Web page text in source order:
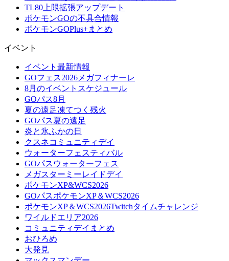
TL80上限拡張アップデート
ポケモンGOの不具合情報
ポケモンGOPlus+まとめ
イベント
イベント最新情報
GOフェス2026メガフィナーレ
8月のイベントスケジュール
GOパス8月
夏の遠足凍てつく残火
GOパス夏の遠足
炎と氷ふかの日
クスネコミュニティデイ
ウォーターフェスティバル
GOパスウォーターフェス
メガスターミーレイドデイ
ポケモンXP&WCS2026
GOパスポケモンXP＆WCS2026
ポケモンXP＆WCS2026Twitchタイムチャレンジ
ワイルドエリア2026
コミュニティデイまとめ
おひろめ
大発見